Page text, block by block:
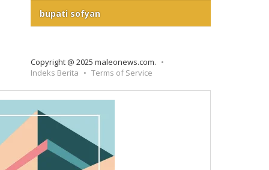
bupati sofyan
Copyright @ 2025 maleonews.com.
Indeks Berita
Terms of Service